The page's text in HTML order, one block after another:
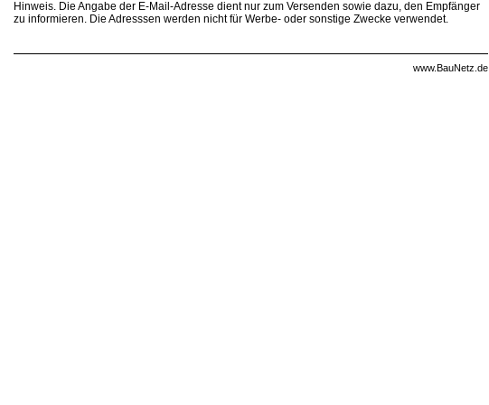
Hinweis. Die Angabe der E-Mail-Adresse dient nur zum Versenden sowie dazu, den Empfänger
zu informieren. Die Adresssen werden nicht für Werbe- oder sonstige Zwecke verwendet.
www.BauNetz.de